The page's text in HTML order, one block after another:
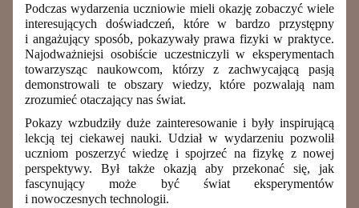
Podczas wydarzenia uczniowie mieli okazjęzobaczyć wiele
interesujących doświadczeń, które wbardzoprzystępny
i angażujący sposób, pokazywały prawa fizyki w praktyce.
Najodważniejsi osobiście uczestniczyli w eksperymentach
towarzysząc naukowcom, którzy z zachwycającą pasją
demonstrowalite obszary wiedzy, które pozwalają nam
zrozumieć otaczający nas świat.
Pokazy wzbudziły duże zainteresowanie i były inspirującą
lekcją tej ciekawej nauki. Udział w wydarzeniu pozwolił
uczniom poszerzyć wiedzę i spojrzeć na fizykę z nowej
perspektywy. Był także okazją aby przekonać się, jak
fascynujący może być świat eksperymentów
i nowoczesnych technologii.